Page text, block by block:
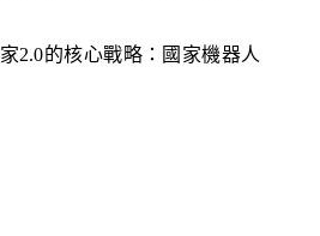
2.0的核心戰略：國家機器人